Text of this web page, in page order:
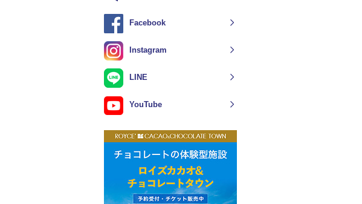
Facebook
Instagram
LINE
YouTube